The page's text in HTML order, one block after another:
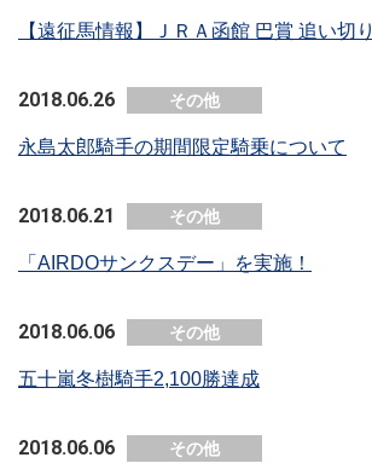
【遠征馬情報】ＪＲＡ函館 巴賞 追い切り
2018.06.26 その他
永島太郎騎手の期間限定騎乗について
2018.06.21 その他
「AIRDOサンクスデー」を実施！
2018.06.06 その他
五十嵐冬樹騎手2,100勝達成
2018.06.06 その他